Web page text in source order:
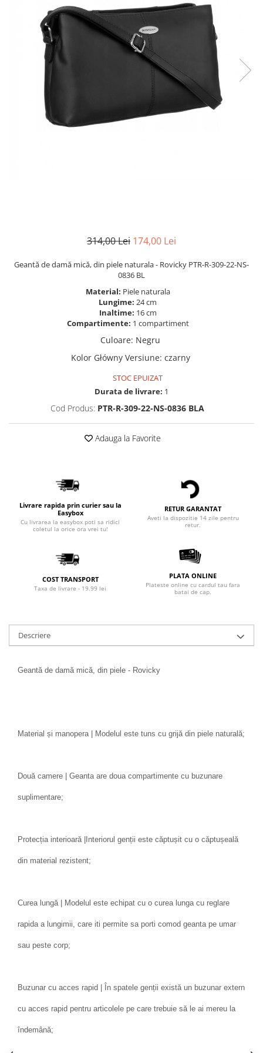
314,00 Lei 174,00 Lei
Geantă de damă mică, din piele naturala - Rovicky PTR-R-309-22-NS-
0836 BL
Material: Piele naturala
Lungime: 24 cm
Inaltime: 16 cm
Compartimente: 1 compartiment
Culoare: Negru
Kolor Główny Versiune: czarny
STOC EPUIZAT
Durata de livrare: 1
Cod Produs: PTR-R-309-22-NS-0836 BLA
Adauga la Favorite
Livrare rapida prin curier sau la
Easybox
Cu livrarea la easybox poti sa ridici
coletul la orice ora vrei tu!
RETUR GARANTAT
Aveti la dispozitie 14 zile pentru
retur.
COST TRANSPORT
Taxa de livrare - 19.99 lei
PLATA ONLINE
Plateste online cu cardul tau fara
batai de cap.
Descriere
Geantă de damă mică, din piele - Rovicky
Material și manopera | Modelul este tuns cu grijă din piele naturală;
Două camere | Geanta are doua compartimente cu buzunare
suplimentare;
Protecția interioară |Interiorul genții este căptușit cu o căptușeală
din material rezistent;
Curea lungă | Modelul este echipat cu o curea lunga cu reglare
rapida a lungimii, care iti permite sa porti comod geanta pe umar
sau peste corp;
Buzunar cu acces rapid | În spatele genții există un buzunar extern
cu acces rapid pentru articolele pe care trebuie să le ai mereu la
îndemână;